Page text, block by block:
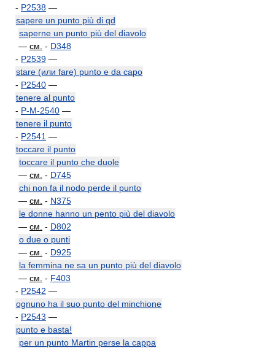
- P2538 —
sapere un punto più di qd
saperne un punto più del diavolo
— см. - D348
- P2539 —
stare (или fare) punto e da capo
- P2540 —
tenere al punto
- P-M-2540 —
tenere il punto
- P2541 —
toccare il punto
toccare il punto che duole
— см. - D745
chi non fa il nodo perde il punto
— см. - N375
le donne hanno un pento più del diavolo
— см. - D802
o due o punti
— см. - D925
la femmina ne sa un punto più del diavolo
— см. - F403
- P2542 —
ognuno ha il suo punto del minchione
- P2543 —
punto e basta!
per un punto Martin perse la cappa